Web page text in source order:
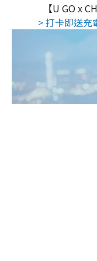
【U GO x
> 打卡即送充